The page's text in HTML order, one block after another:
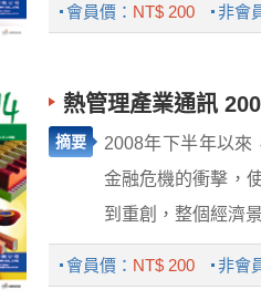
會員價： NT$ 200 非會
熱管理產業通訊
摘要
2008年下半年以來
金融危機的衝擊，
到重創，整個經濟
會員價： NT$ 200 非會